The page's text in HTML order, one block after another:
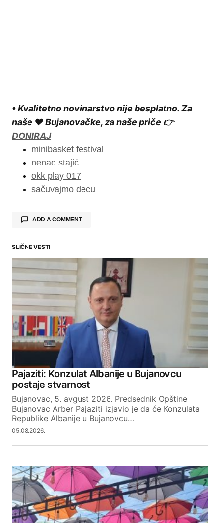
• Kvalitetno novinarstvo nije besplatno. Za
naše ❤️ Bujanovačke, za naše priče 👉
DONIRAJ
minibasket festival
nenad stajić
okk play 017
sačuvajmo decu
ADD A COMMENT
Your email address will not be published.
Required fields are marked
Your Name
Your E-mail
SLIČNE VESTI
Pajaziti: Konzulat Albanije u Bujanovcu
postaje stvarnost
Bujanovac, 5. avgust 2026. Predsednik Opštine
Bujanovac Arber Pajaziti izjavio je da će Konzulata
Republike Albanije u Bujanovcu…
05.08.2026.